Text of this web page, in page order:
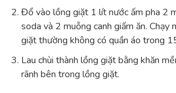
Đổ vào lồng giặt 1 lít nước ấm pha 2
soda và 2 muỗng canh giấm ăn. Chạy
giặt thường không có quần áo trong
Lau chùi thành lồng giặt bằng khăn
rãnh bên trong lồng giặt.